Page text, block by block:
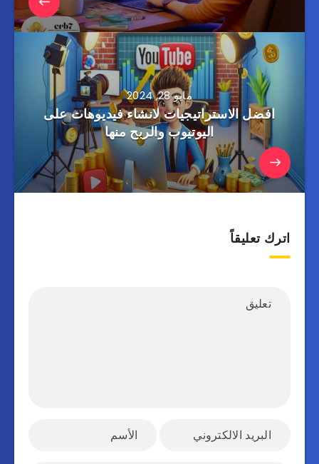
مايو 28, 2024
افضل الاستراتيجيات لانشاء فيديوهات على
اليوتيوب والربح منها
اترك تعليقاً